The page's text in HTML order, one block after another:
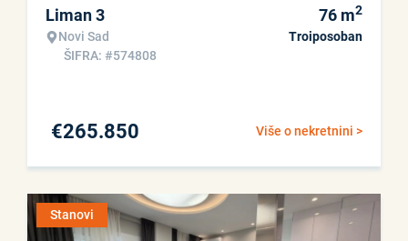
Liman 3
Novi Sad
ŠIFRA: #574808
76 m2
Troiposoban
Više o nekretnini >
€265.850
Stanovi